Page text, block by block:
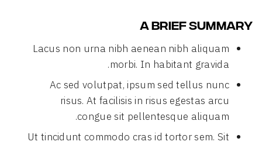
A BRIEF SUMMARY
Lacus non urna nibh aenean nibh aliquam
morbi. In habitant gravida.
Ac sed volutpat, ipsum sed tellus nunc
risus. At facilisis in risus egestas arcu
congue sit pellentesque aliquam.
Ut tincidunt commodo cras id tortor sem. Sit